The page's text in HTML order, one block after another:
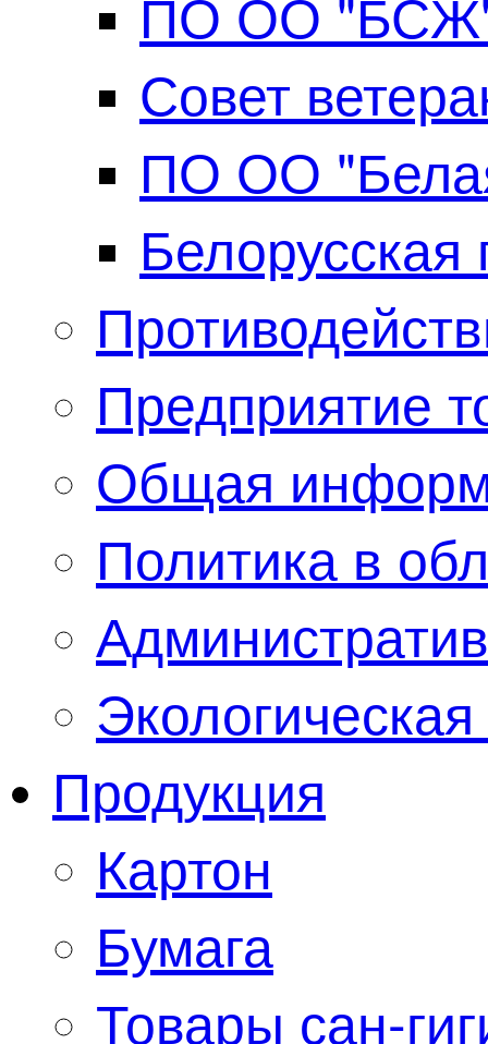
Совет
ПО ОО
Предприятие
Общая
Политика в
Продукция
Картон
Бумага
Товары сан-